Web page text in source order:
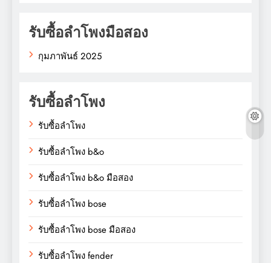
รับซื้อลำโพงมือสอง
กุมภาพันธ์ 2025
รับซื้อลำโพง
รับซื้อลำโพง
รับซื้อลำโพง b&o
รับซื้อลำโพง b&o มือสอง
รับซื้อลำโพง bose
รับซื้อลำโพง bose มือสอง
รับซื้อลำโพง fender